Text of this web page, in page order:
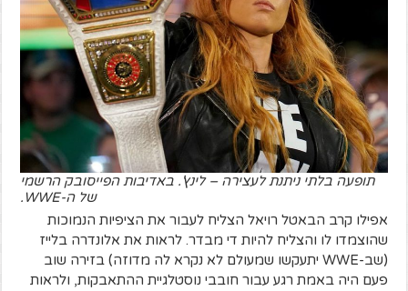
תופעה בלתי ניתנת לעצירה – לינץ'. באדיבות הפייסובק הרשמי
של ה-WWE.
אפילו קרב הבאטל רויאל הצליח לעבור את הציפיות הנמוכות
שהוצמדו לו והצליח להיות די מבדר. לראות את אלונדרה בלייז
(שב-WWE יתעקשו שמעולם לא נקרא לה מדוזה) בזירה שוב
פעם היה באמת רגע עבור חובבי נוסטלגיית ההתאבקות, ולראות